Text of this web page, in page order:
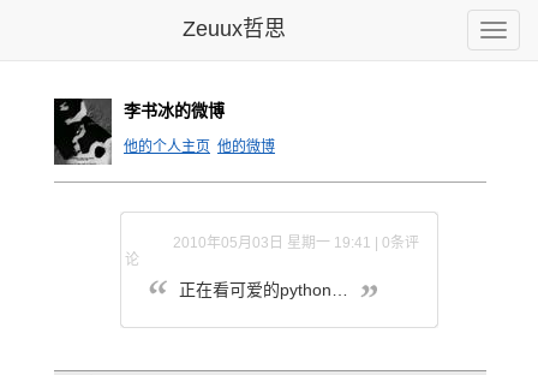
Toggle
Zeuux哲思
李书冰的微博
他的个人主页 他的微博
2010年05月03日 星期一 19:41 | 0条评
论
正在看可爱的python…